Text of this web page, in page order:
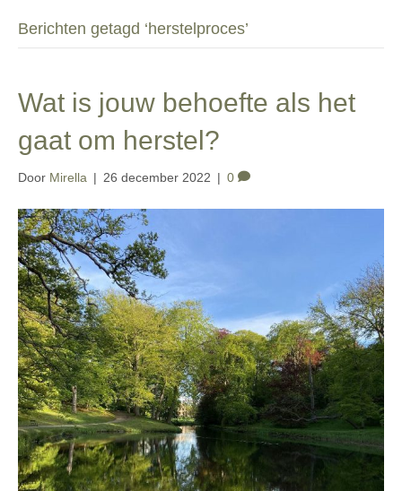
Berichten getagd ‘herstelproces’
Wat is jouw behoefte als het
gaat om herstel?
Door Mirella | 26 december 2022 | 0